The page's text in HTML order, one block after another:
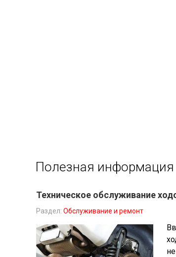
Полезная информация
Техническое обслуживание
Раздел: Обслуживание и ремонт